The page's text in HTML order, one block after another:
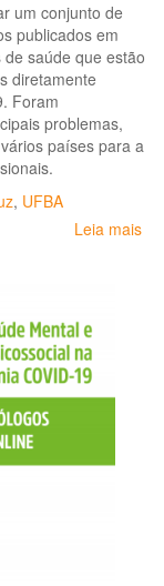
um conjunto de
publicados em
saúde que estão
diretamente
Foram
problemas,
países para a
, UFBA
Leia mais